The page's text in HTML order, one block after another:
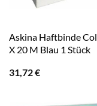
Askina Haftbinde
X 20 M Blau 1 Stück
31,72€